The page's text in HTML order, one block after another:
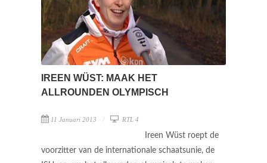
IREEN WÜST: MAAK HET
ALLROUNDEN OLYMPISCH
11 Januari 2013 RTL 4
Ireen Wüst roept de
voorzitter van de internationale schaatsunie, de